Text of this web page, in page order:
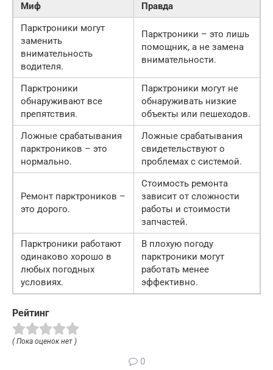
Миф
Правда
Парктроники могут
заменить
внимательность
водителя.
Парктроники – это лишь
помощник, а не замена
внимательности.
Парктроники
обнаруживают все
препятствия.
Парктроники могут не
обнаруживать низкие
объекты или пешеходов.
Ложные срабатывания
парктроников – это
нормально.
Ложные срабатывания
свидетельствуют о
проблемах с системой.
Ремонт парктроников –
это дорого.
Стоимость ремонта
зависит от сложности
работы и стоимости
запчастей.
Парктроники работают
одинаково хорошо в
любых погодных
условиях.
В плохую погоду
парктроники могут
работать менее
эффективно.
Рейтинг
( Пока оценок нет )
0